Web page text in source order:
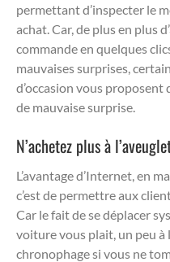
permettant d’inspecter le
achat. Car, de plus en plus
commande en quelques
mauvaises surprises,
d’occasion vous
de mauvaise surprise.
N’achetez plus à
L’avantage d’Internet, en
c’est de permettre aux
Car le fait de se déplacer
voiture vous plait, un peu à
chronophage si vous ne